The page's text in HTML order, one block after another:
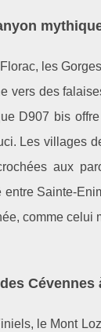
les
vers des
D907 bis
Les villages
aux
entre Sainte-
comme
Cévennes
le Mont